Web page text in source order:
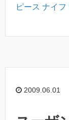
ピース ナイフ
2009.06.01